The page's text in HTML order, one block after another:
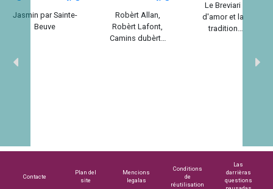
Jasmin par Sainte-
Beuve
Robèrt Allan,
Robèrt Lafont,
Camins dubèrts
Le Breviari
d'amor et la
tradition
Contacte
Plan del
site
Mencions
legalas
Conditions
de
réutilisation
Las
darrièras
questions